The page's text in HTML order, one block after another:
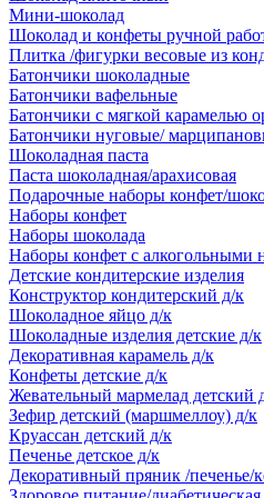
Мини-шоколад
Шоколад и конфеты ручной
Плитка /фигурки весовые из
Батончики шоколадные
Батончики вафельные
Батончики с мягкой карамелью
Батончики нуговые/
Шоколадная паста
Паста шоколадная/арахисовая
Подарочные наборы конфет/
Наборы конфет
Наборы шоколада
Наборы конфет с алкогольными
Детские кондитерские изделия
Конструктор кондитерский д/к
Шоколадное яйцо д/к
Шоколадные изделия детские д/к
Декоративная карамель д/к
Конфеты детские д/к
Жевательный мармелад детский
Зефир детский (маршмеллоу) д/к
Круассан детский д/к
Печенье детское д/к
Декоративный пряник /печенье/